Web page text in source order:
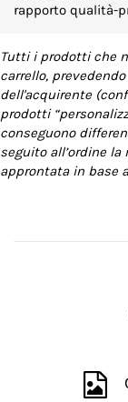
rapporto qualità-
Tutti i prodotti che
carrello,
dell'acquirente
prodotti
conseguono
seguito all’ordine
approntata in base